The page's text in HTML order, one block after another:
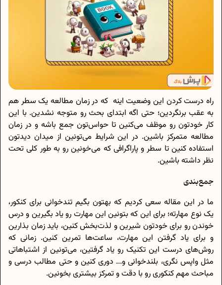
راه درست کردن این وضعیت اینه که در زمان مطالعه یک سطر هم
به عقب برنگردین؛ حتی اگه ابتدای بحث رو متوجه نشدین. با این
کار خودتون رو موظف می‌کنین تا حواس‌تون جمع باشه و در زمان
مطالعه متمرکز باشین. در این شرایط می‌‌تونین از میدان دیدتون
استفاده کنین تا سطر و پاراگرافی که می‌خونین رو به طور کلی تحت
نظر داشته باشین.
جمع‌بندی
ما در این مقاله سعی کردیم که بهتون بگیم تندخوانی برای کنکور،
یک نوع مهارته؛ برای این که بتونین این مهارت رو یاد بگیرین و درس
خوندن رو برای خودتون شیرین و لذت‌بخش کنین، باید زمان بذارین
و برای یاد گرفتن این مهارت، ساعت‌ها تمرین کنین. زمانی که
روش‌های درست این تکنیک رو یاد گرفتین، می‌تونین از اشتباهاتی
مثل واپس نگری، بلندخوانی و... دوری کنین و حتی مطالب درسی و
مباحث مهم کنکوری رو با دقت و تمرکز بیشتری بخونین.